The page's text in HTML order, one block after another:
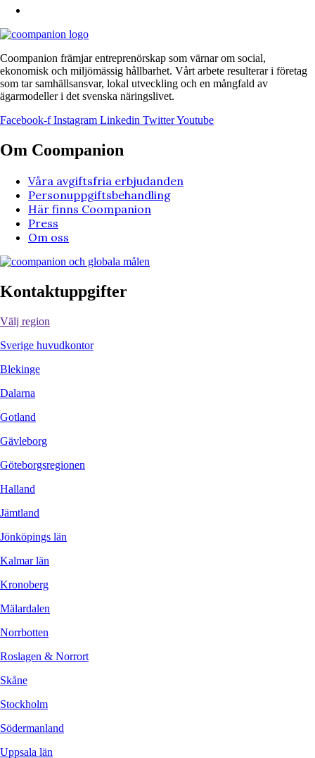
Coompanion främjar entreprenörskap som värnar om social,
ekonomisk och miljömässig hållbarhet. Vårt arbete resulterar i företag
som tar samhällsansvar, lokal utveckling och en mångfald av
ägarmodeller i det svenska näringslivet.
Facebook-f Instagram Linkedin TwitterYoutube
Om Coompanion
Våra avgiftsfria erbjudanden
Personuppgiftsbehandling
Här finns Coompanion
Press
Om oss
Kontaktuppgifter
Välj region
Sverige huvudkontor
Blekinge
Dalarna
Gotland
Gävleborg
Göteborgsregionen
Halland
Jämtland
Jönköpings län
Kalmar län
Kronoberg
Mälardalen
Norrbotten
Roslagen & Norrort
Skåne
Stockholm
Södermanland
Uppsala län